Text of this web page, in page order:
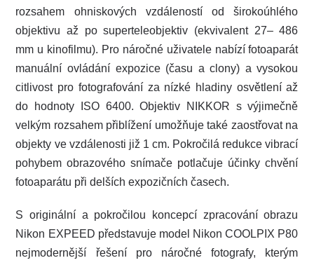
rozsahem ohniskových vzdáleností od širokoúhlého
objektivu až po superteleobjektiv (ekvivalent 27– 486
mm u kinofilmu). Pro náročné uživatele nabízí fotoaparát
manuální ovládání expozice (času a clony) a vysokou
citlivost pro fotografování za nízké hladiny osvětlení až
do hodnoty ISO 6400. Objektiv NIKKOR s výjimečně
velkým rozsahem přiblížení umožňuje také zaostřovat na
objekty ve vzdálenosti již 1 cm. Pokročilá redukce vibrací
pohybem obrazového snímače potlačuje účinky chvění
fotoaparátu při delších expozičních časech.
S originální a pokročilou koncepcí zpracování obrazu
Nikon EXPEED představuje model Nikon COOLPIX P80
nejmodernější řešení pro náročné fotografy, kterým